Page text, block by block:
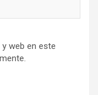
web en este